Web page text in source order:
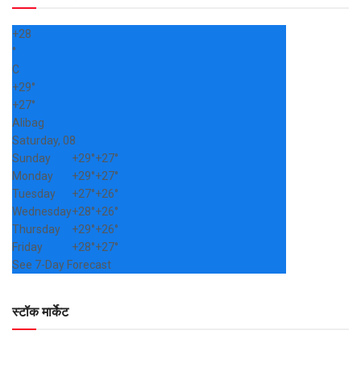
+28
°
C
+29°
+27°
Alibag
Saturday, 08
Sunday
+29°+27°
Monday
+29°+27°
Tuesday
+27°+26°
Wednesday+28°+26°
Thursday
+29°+26°
Friday
+28°+27°
See 7-Day Forecast
स्टॉक मार्केट